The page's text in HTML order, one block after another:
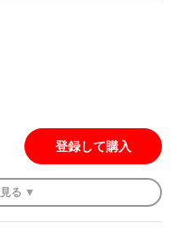
登録して購入
見る ▼